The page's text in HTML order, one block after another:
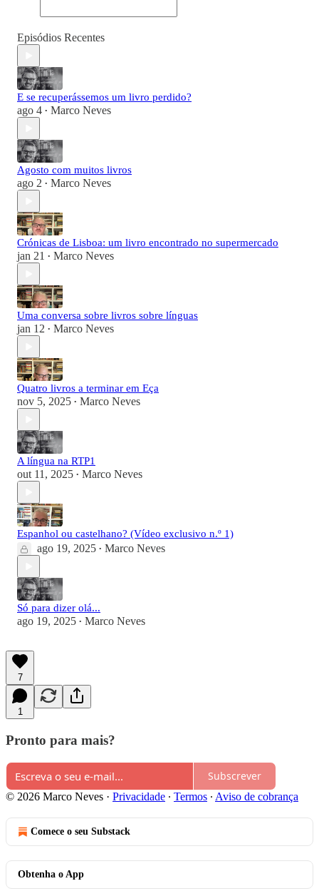
Episódios Recentes
E se recuperássemos um livro perdido?
ago 4 • Marco Neves
Agosto com muitos livros
ago 2 • Marco Neves
Crónicas de Lisboa: um livro encontrado no supermercado
jan 21 • Marco Neves
Uma conversa sobre livros sobre línguas
jan 12 • Marco Neves
Quatro livros a terminar em Eça
nov 5, 2025 • Marco Neves
A língua na RTP1
out 11, 2025 • Marco Neves
Espanhol ou castelhano? (Vídeo exclusivo n.º 1)
ago 19, 2025 • Marco Neves
Só para dizer olá...
ago 19, 2025 • Marco Neves
7
1
Pronto para mais?
Subscrever
© 2026 Marco Neves · Privacidade ∙ Termos ∙ Aviso de cobrança
Comece o seu Substack
Obtenha o App